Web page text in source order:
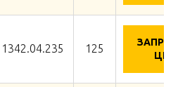
1342.04.235 125